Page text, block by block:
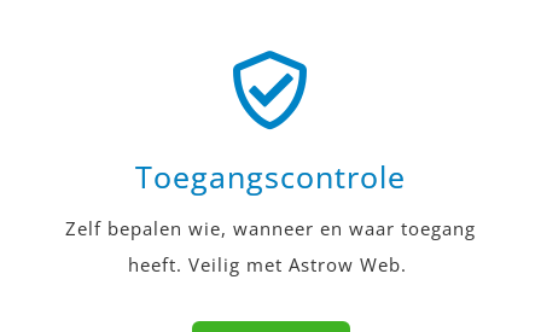
Toegangscontrole
Zelf bepalen wie, wanneer en waar toegang
heeft. Veilig met Astrow Web.